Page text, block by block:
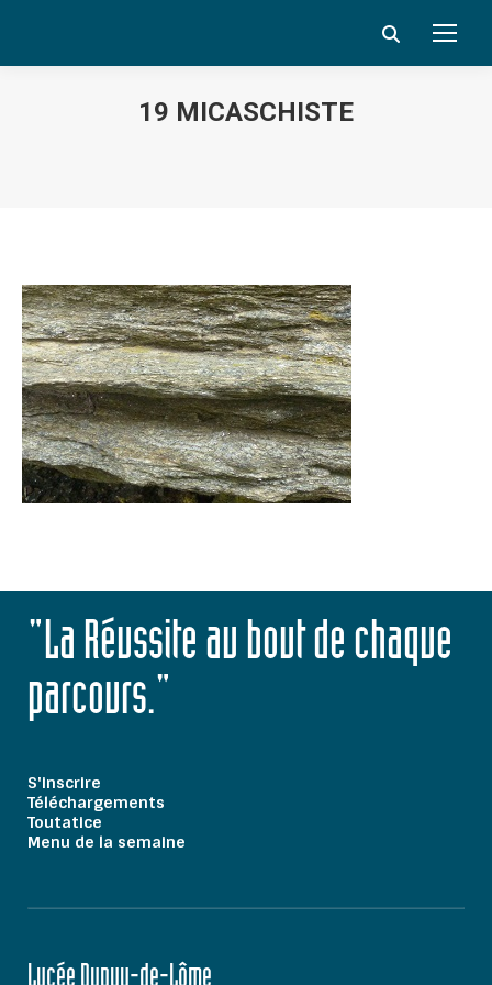
Search:
19 MICASCHISTE
"La Réussite au bout de chaque
parcours."
S'inscrire
Téléchargements
Toutatice
Menu de la semaine